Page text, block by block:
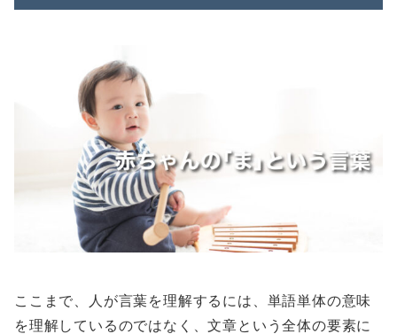
ここまで、人が言葉を理解するには、単語単体の意味
を理解しているのではなく、文章という全体の要素に